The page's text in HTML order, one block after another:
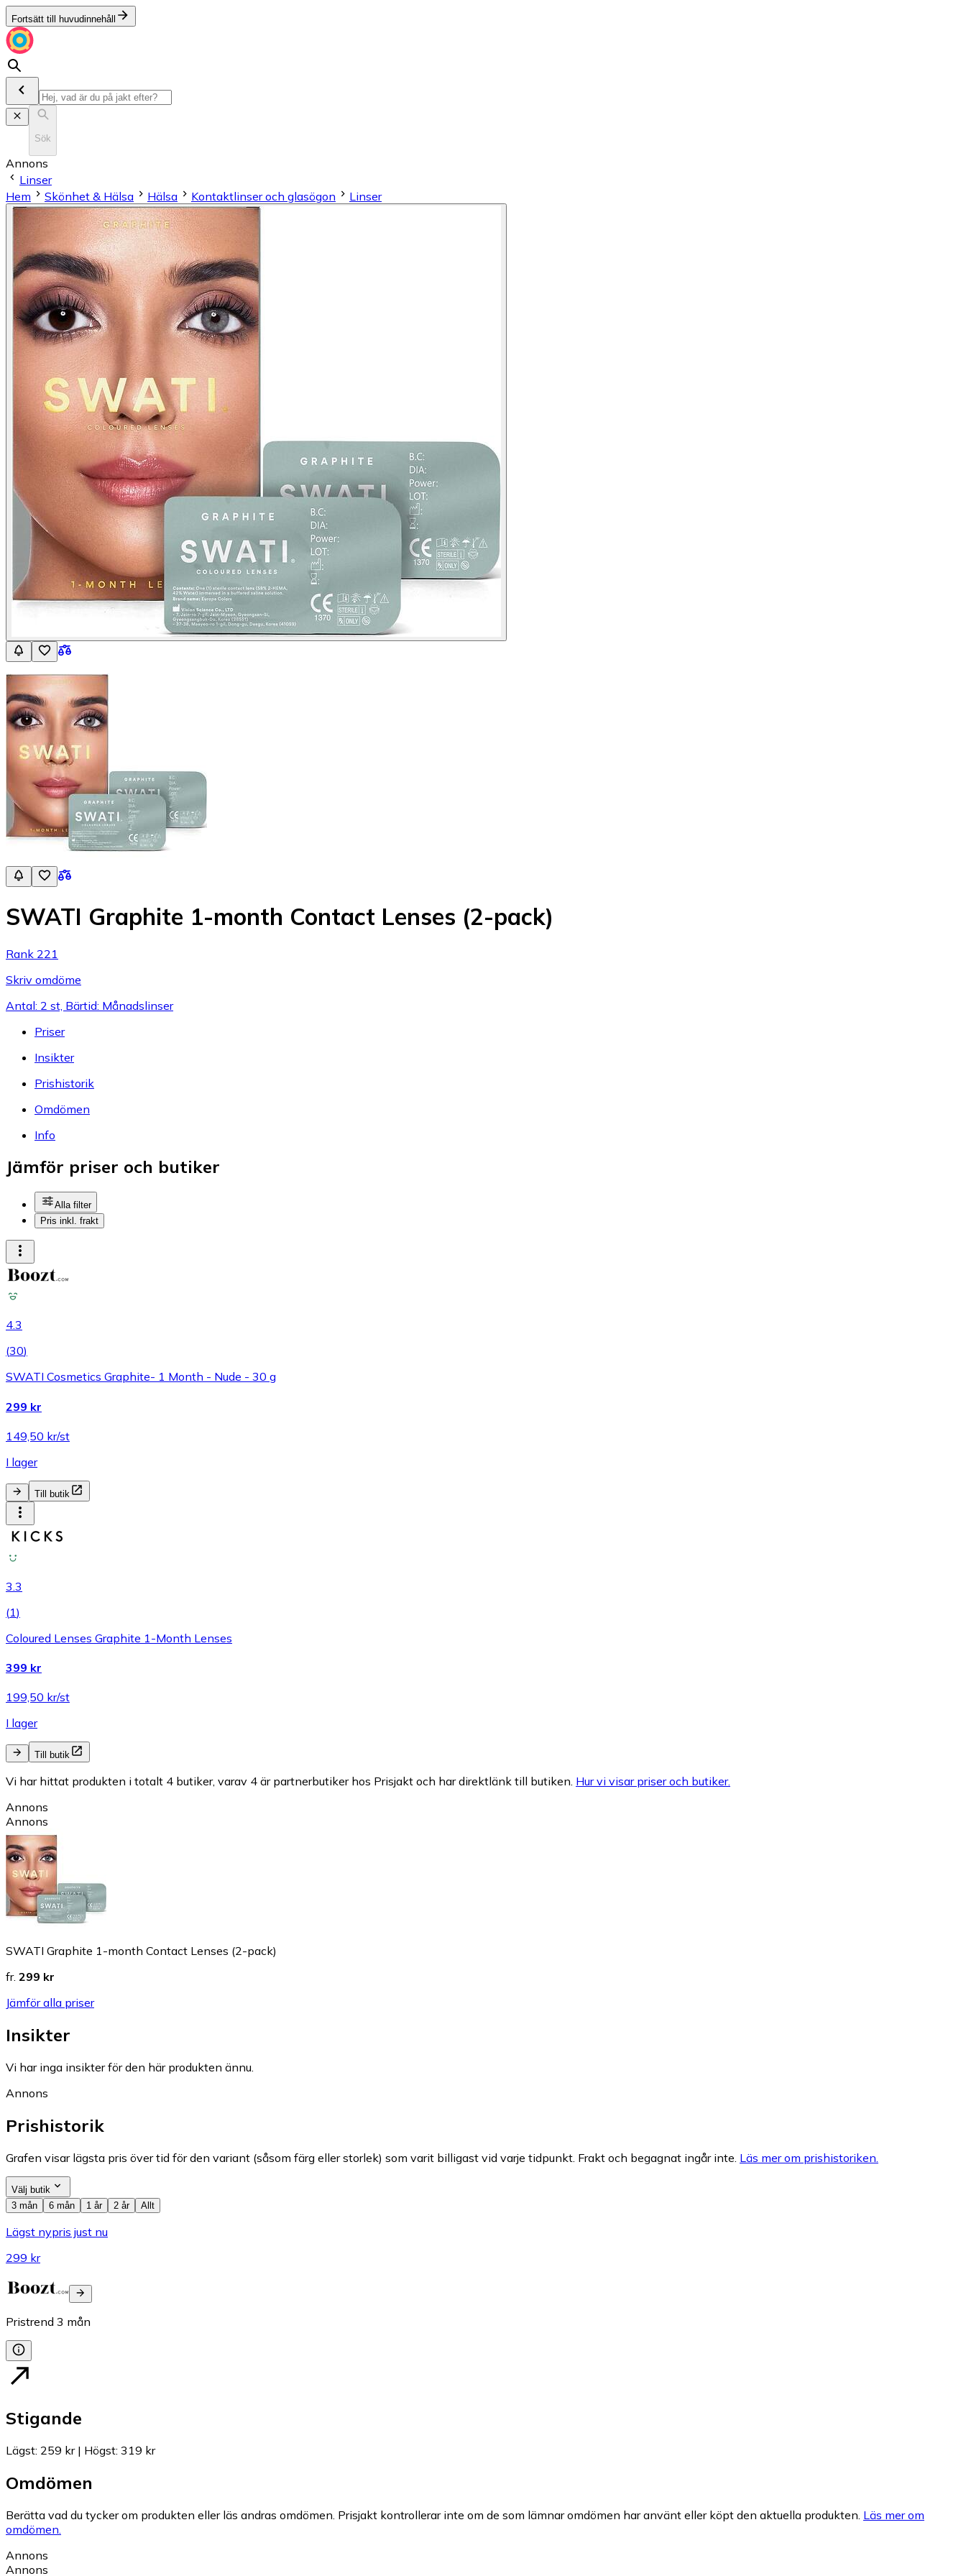
Fortsätt till huvudinnehåll
Sök
Annons
Linser
Hem
Skönhet & Hälsa Hälsa Kontaktlinser och glasögon Linser
SWATI Graphite 1-month Contact Lenses (2-pack)
Rank 221
Skriv omdöme
Antal: 2 st, Bärtid: Månadslinser
Priser
Insikter
Prishistorik
Omdömen
Info
Jämför priser och butiker
Alla filter
Pris inkl. frakt
4.3
(30)
SWATI Cosmetics Graphite- 1 Month - Nude - 30 g
299 kr
149,50 kr/st
I lager
Till butik
3.3
(1)
Coloured Lenses Graphite 1-Month Lenses
399 kr
199,50 kr/st
I lager
Till butik
Vi har hittat produkten i totalt 4 butiker, varav 4 är partnerbutiker hos Prisjakt och har direktlänk till butiken. Hur vi visar priser och butiker.
Annons
Annons
SWATI Graphite 1-month Contact Lenses (2-pack)
fr. 299 kr
Jämför alla priser
Insikter
Vi har inga insikter för den här produkten ännu.
Annons
Prishistorik
Grafen visar lägsta pris över tid för den variant (såsom färg eller storlek) som varit billigast vid varje tidpunkt. Frakt och begagnat ingår inte. Läs mer om prishistoriken.
Välj butik
3 mån
6 mån 1 år 2 år Allt
Lägst nypris just nu
299 kr
Pristrend 3 mån
Stigande
Lägst: 259 kr| Högst: 319 kr
Omdömen
Berätta vad du tycker om produkten eller läs andras omdömen. Prisjakt kontrollerar inte om de som lämnar omdömen har använt eller köpt den aktuella produkten. Läs mer om
omdömen.
Annons
Annons